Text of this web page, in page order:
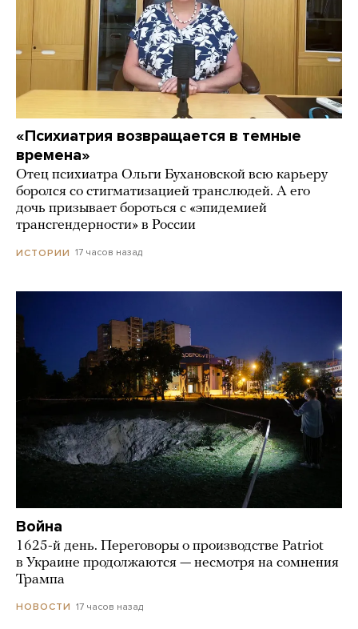
«Психиатрия возвращается в темные
времена»
Отец психиатра Ольги Бухановской всю карьеру
боролся со стигматизацией транслюдей. А его
дочь призывает бороться с «эпидемией
трансгендерности» в России
ИСТОРИИ 17 часов назад
Война
1625-й день. Переговоры о производстве Patriot
в Украине продолжаются — несмотря на сомнения
Трампа
НОВОСТИ 17 часов назад